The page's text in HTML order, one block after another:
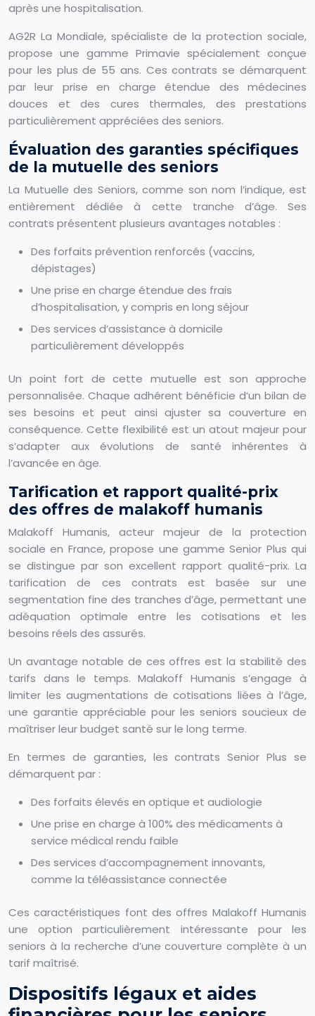
après une hospitalisation.
AG2R La Mondiale, spécialiste de la protection sociale,
propose une gamme Primavie spécialement conçue
pour les plus de 55 ans. Ces contrats se démarquent
par leur prise en charge étendue des médecines
douces et des cures thermales, des prestations
particulièrement appréciées des seniors.
Évaluation des garanties spécifiques
de la mutuelle des seniors
La Mutuelle des Seniors, comme son nom l’indique, est
entièrement dédiée à cette tranche d’âge. Ses
contrats présentent plusieurs avantages notables :
Des forfaits prévention renforcés (vaccins,
dépistages)
Une prise en charge étendue des frais
d’hospitalisation, y compris en long séjour
Des services d’assistance à domicile
particulièrement développés
Un point fort de cette mutuelle est son approche
personnalisée. Chaque adhérent bénéficie d’un bilan de
ses besoins et peut ainsi ajuster sa couverture en
conséquence. Cette flexibilité est un atout majeur pour
s’adapter aux évolutions de santé inhérentes à
l’avancée en âge.
Tarification et rapport qualité-prix
des offres de malakoff humanis
Malakoff Humanis, acteur majeur de la protection
sociale en France, propose une gamme Senior Plus qui
se distingue par son excellent rapport qualité-prix. La
tarification de ces contrats est basée sur une
segmentation fine des tranches d’âge, permettant une
adéquation optimale entre les cotisations et les
besoins réels des assurés.
Un avantage notable de ces offres est la stabilité des
tarifs dans le temps. Malakoff Humanis s’engage à
limiter les augmentations de cotisations liées à l’âge,
une garantie appréciable pour les seniors soucieux de
maîtriser leur budget santé sur le long terme.
En termes de garanties, les contrats Senior Plus se
démarquent par :
Des forfaits élevés en optique et audiologie
Une prise en charge à 100% des médicaments à
service médical rendu faible
Des services d’accompagnement innovants,
comme la téléassistance connectée
Ces caractéristiques font des offres Malakoff Humanis
une option particulièrement intéressante pour les
seniors à la recherche d’une couverture complète à un
tarif maîtrisé.
Dispositifs légaux et aides